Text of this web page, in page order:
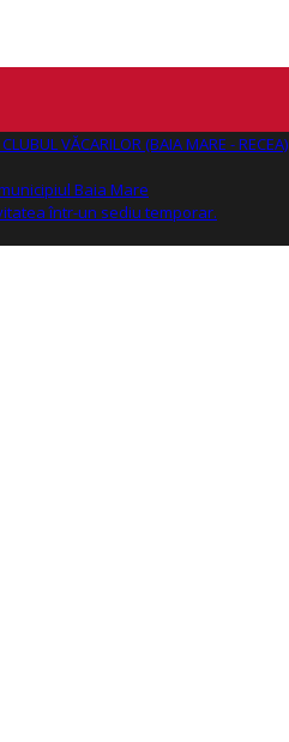
VĂCARILOR (BAIA MARE - RECEA)
Baia Mare
într-un sediu temporar.